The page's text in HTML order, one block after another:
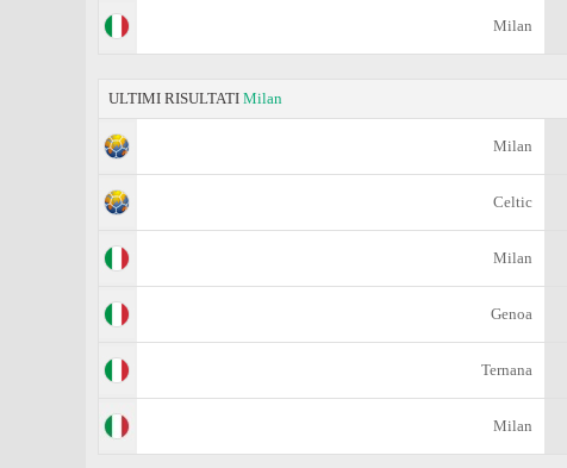
Milan
ULTIMI RISULTATI Milan
Milan
Celtic
Milan
Genoa
Ternana
Milan